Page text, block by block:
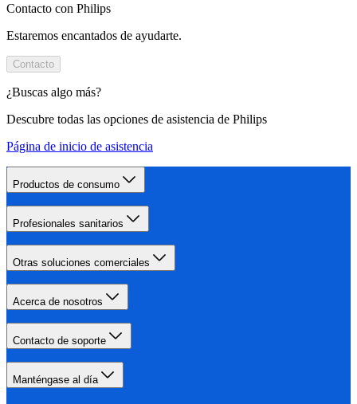
Contacto con Philips
Estaremos encantados de ayudarte.
Contacto
¿Buscas algo más?
Descubre todas las opciones de asistencia de Philips
Página de inicio de asistencia
Productos de consumo
Profesionales sanitarios
Otras soluciones comerciales
Acerca de nosotros
Contacto de soporte
Manténgase al día